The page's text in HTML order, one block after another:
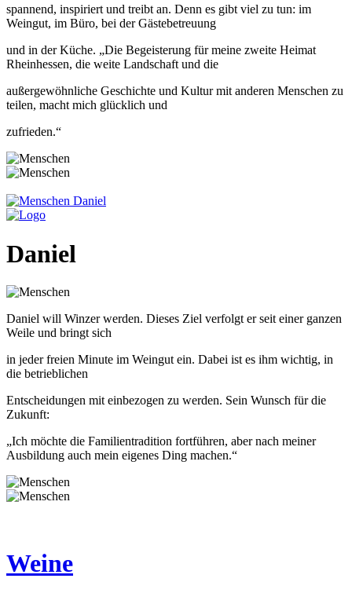
spannend, inspiriert und treibt an. Denn es gibt viel zu tun: im
Weingut, im Büro, bei der Gästebetreuung
und in der Küche. „Die Begeisterung für meine zweite Heimat
Rheinhessen, die weite Landschaft und die
außergewöhnliche Geschichte und Kultur mit anderen Menschen zu
teilen, macht mich glücklich und
zufrieden.“
Daniel
Daniel
Daniel will Winzer werden. Dieses Ziel verfolgt er seit einer ganzen
Weile und bringt sich
in jeder freien Minute im Weingut ein. Dabei ist es ihm wichtig, in
die betrieblichen
Entscheidungen mit einbezogen zu werden. Sein Wunsch für die
Zukunft:
„Ich möchte die Familientradition fortführen, aber nach meiner
Ausbildung auch mein eigenes Ding machen.“
Weine